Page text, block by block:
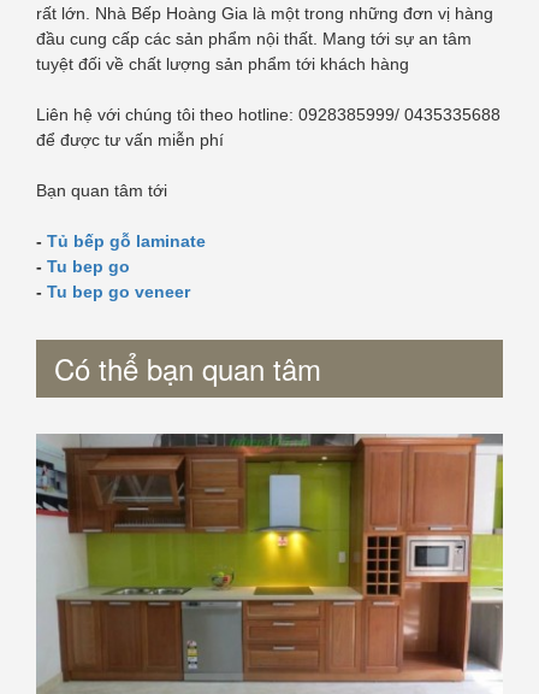
rất lớn. Nhà Bếp Hoàng Gia là một trong những đơn vị hàng
đầu cung cấp các sản phẩm nội thất. Mang tới sự an tâm
tuyệt đối về chất lượng sản phẩm tới khách hàng
Liên hệ với chúng tôi theo hotline: 0928385999/ 0435335688
để được tư vấn miễn phí
Bạn quan tâm tới
- Tủ bếp gỗ laminate
- Tu bep go
- Tu bep go veneer
Có thể bạn quan tâm